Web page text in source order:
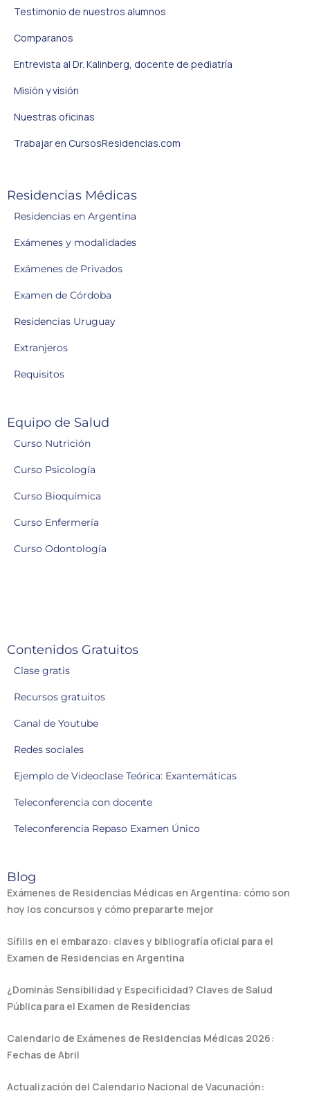
Testimonio de nuestros alumnos
Comparanos
Entrevista al Dr. Kalinberg, docente de pediatría
Misión y visión
Nuestras oficinas
Trabajar en CursosResidencias.com
Residencias Médicas
Residencias en Argentina
Exámenes y modalidades
Exámenes de Privados
Examen de Córdoba
Residencias Uruguay
Extranjeros
Requisitos
Equipo de Salud
Curso Nutrición
Curso Psicología
Curso Bioquímica
Curso Enfermería
Curso Odontología
Contenidos Gratuitos
Clase gratis
Recursos gratuitos
Canal de Youtube
Redes sociales
Ejemplo de Videoclase Teórica: Exantemáticas
Teleconferencia con docente
Teleconferencia Repaso Examen Único
Blog
Exámenes de Residencias Médicas en Argentina: cómo son
hoy los concursos y cómo prepararte mejor
Sífilis en el embarazo: claves y bibliografía oficial para el
Examen de Residencias en Argentina
¿Dominás Sensibilidad y Especificidad? Claves de Salud
Pública para el Examen de Residencias
Calendario de Exámenes de Residencias Médicas 2026:
Fechas de Abril
Actualización del Calendario Nacional de Vacunación: